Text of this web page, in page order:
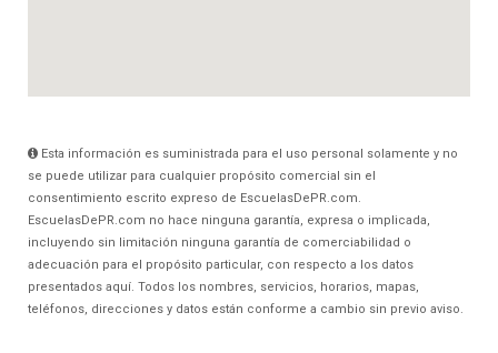
Esta información es suministrada para el uso personal solamente y no
se puede utilizar para cualquier propósito comercial sin el
consentimiento escrito expreso de EscuelasDePR.com.
EscuelasDePR.com no hace ninguna garantía, expresa o implicada,
incluyendo sin limitación ninguna garantía de comerciabilidad o
adecuación para el propósito particular, con respecto a los datos
presentados aquí. Todos los nombres, servicios, horarios, mapas,
teléfonos, direcciones y datos están conforme a cambio sin previo aviso.